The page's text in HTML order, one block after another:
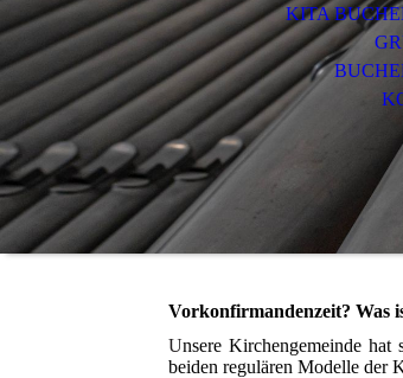
KITA
Vorkonfirmandenzeit? Was
Unsere Kirchengemeinde
beiden regulären Modelle der